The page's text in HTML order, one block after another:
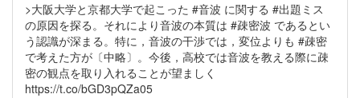
>大阪大学と京都大学で起こった #音波 に関する #出題ミス
の原因を探る。それにより音波の本質は #疎密波 であるとい
う認識が深まる。特に，音波の干渉では，変位よりも #疎密
で考えた方が〔中略〕。今後，高校では音波を教える際に疎
密の観点を取り入れることが望ましく
https://t.co/bGD3pQZa05